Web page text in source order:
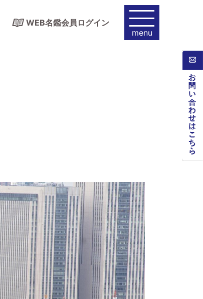
WEB名鑑会員ログイン
menu